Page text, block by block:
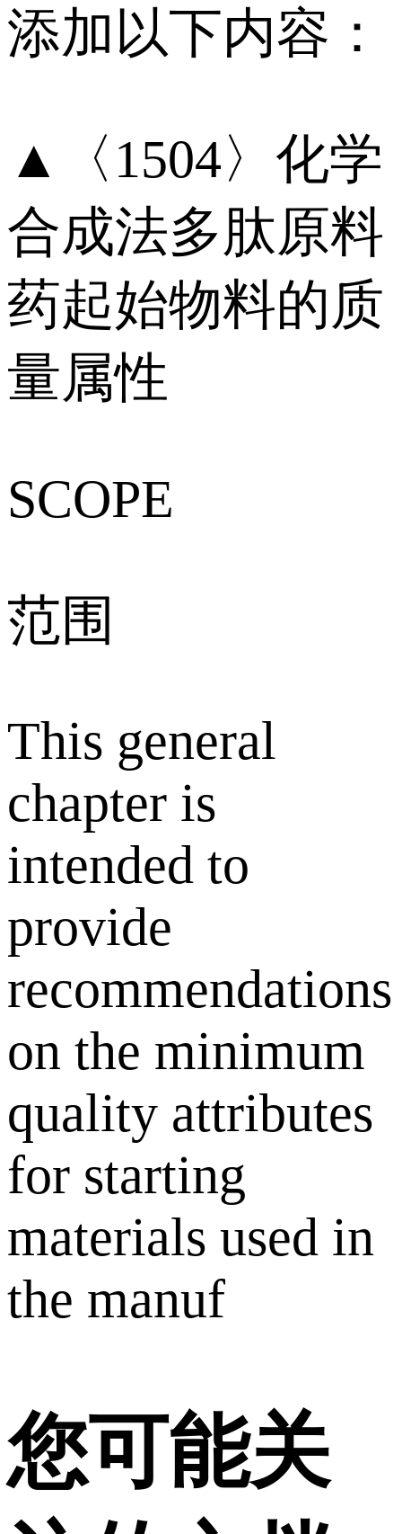
添加以下内容：
▲〈1504〉化学
合成法多肽原料
药起始物料的质
量属性
SCOPE
范围
This general
chapter is
intended to
provide
recommendations
on the minimum
quality attributes
for starting
materials used in
the manuf
您可能关